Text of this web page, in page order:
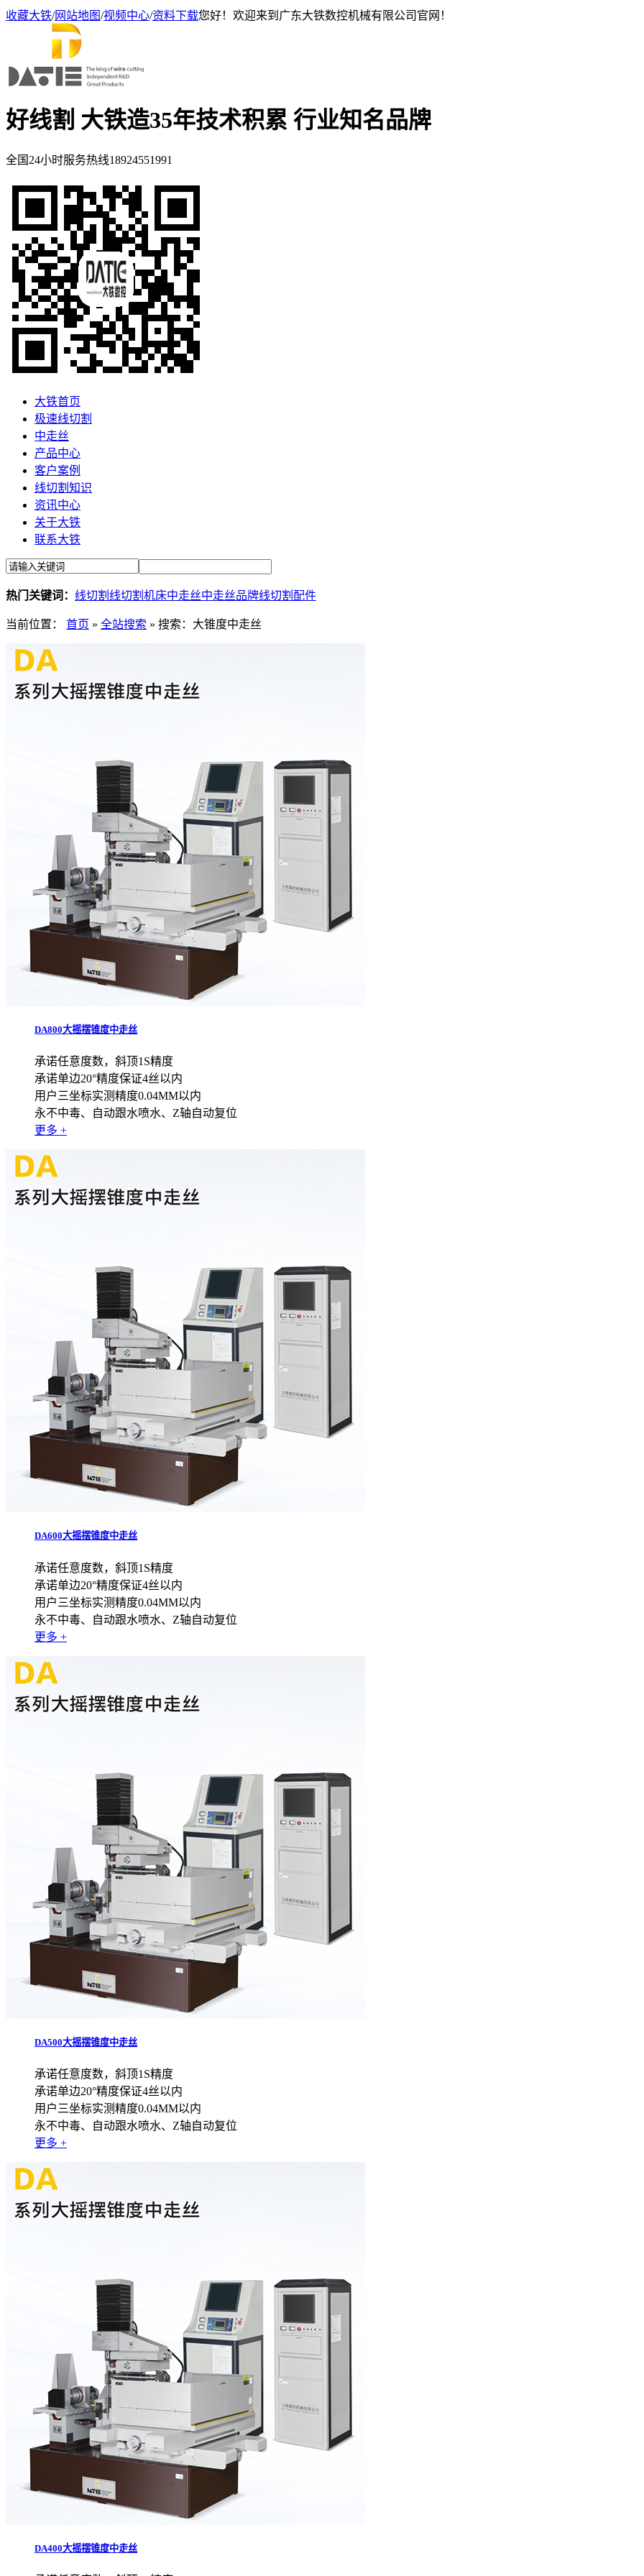
收藏大铁/网站地图/视频中心/资料下载您好！欢迎来到广东大铁数控机械有限公司官网！
好线割 大铁造35年技术积累 行业知名品牌
全国24小时服务热线18924551991
大铁首页
极速线切割
中走丝
产品中心
客户案例
线切割知识
资讯中心
关于大铁
联系大铁
热门关键词： 线切割 线切割机床中走丝中走丝品牌线切割配件
当前位置： 首页 » 全站搜索 » 搜索：大锥度中走丝
DA800大摇摆锥度中走丝
承诺任意度数，斜顶1S精度
承诺单边20°精度保证4丝以内
用户三坐标实测精度0.04MM以内
永不中毒、自动跟水喷水、Z轴自动复位
更多 +
DA600大摇摆锥度中走丝
承诺任意度数，斜顶1S精度
承诺单边20°精度保证4丝以内
用户三坐标实测精度0.04MM以内
永不中毒、自动跟水喷水、Z轴自动复位
更多 +
DA500大摇摆锥度中走丝
承诺任意度数，斜顶1S精度
承诺单边20°精度保证4丝以内
用户三坐标实测精度0.04MM以内
永不中毒、自动跟水喷水、Z轴自动复位
更多 +
DA400大摇摆锥度中走丝